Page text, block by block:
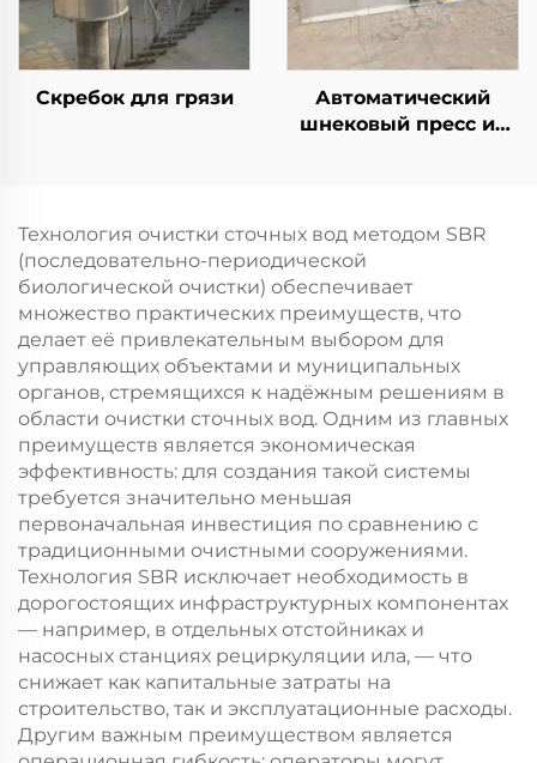
Скребок для грязи
Автоматический
шнековый пресс из
ила со
штабелированным
винтом
Технология очистки сточных вод методом SBR
(последовательно-периодической
биологической очистки) обеспечивает
множество практических преимуществ, что
делает её привлекательным выбором для
управляющих объектами и муниципальных
органов, стремящихся к надёжным решениям в
области очистки сточных вод. Одним из главных
преимуществ является экономическая
эффективность: для создания такой системы
требуется значительно меньшая
первоначальная инвестиция по сравнению с
традиционными очистными сооружениями.
Технология SBR исключает необходимость в
дорогостоящих инфраструктурных компонентах
— например, в отдельных отстойниках и
насосных станциях рециркуляции ила, — что
снижает как капитальные затраты на
строительство, так и эксплуатационные расходы.
Другим важным преимуществом является